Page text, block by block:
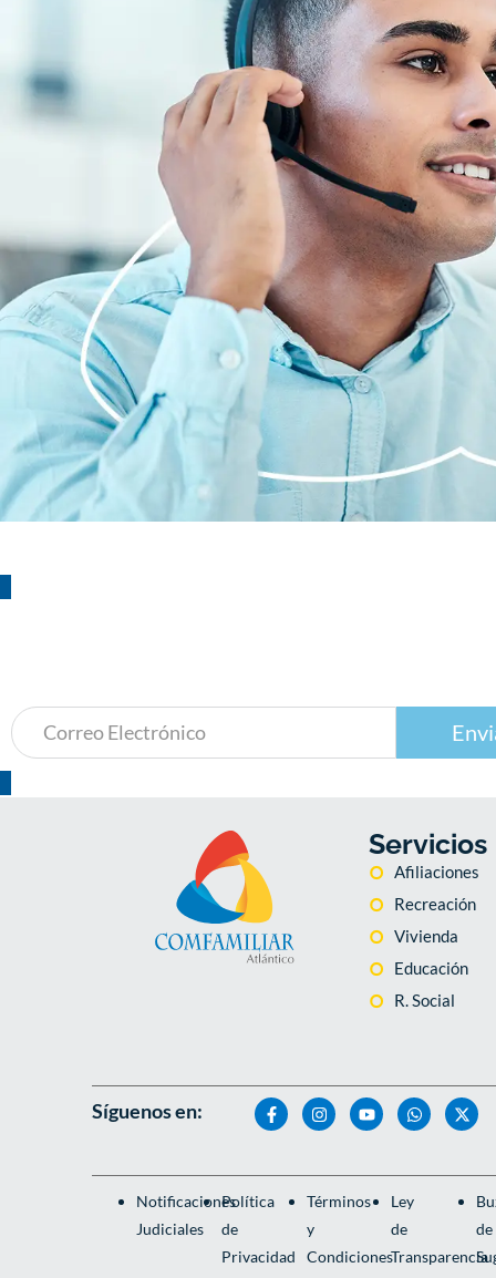
Servicios
Afiliaciones
Recreación
Vivienda
Educación
R. Social
Síguenos en:
Notificaciones
Judiciales
Política
de
Privacidad
Términos
y
Condiciones
Ley
de
Transparencia
de